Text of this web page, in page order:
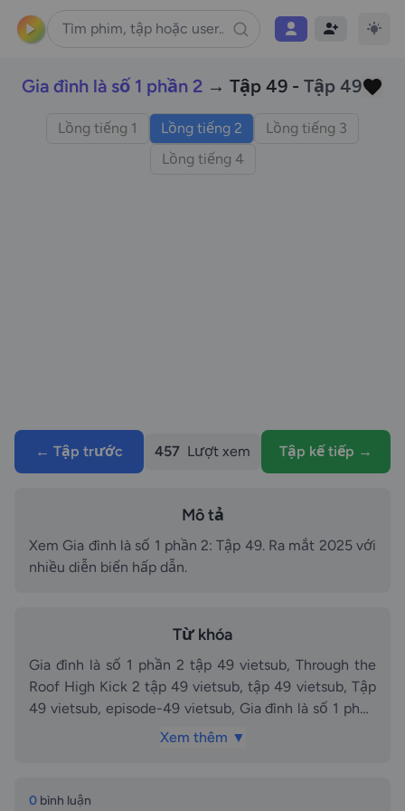
Gia đình là số 1 phần 2 → Tập 49 - Tập 49
Lồng tiếng 1 Lồng tiếng 2
Lồng tiếng 3
Lồng tiếng 4
← Tập trước 457 Lượt xem Tập kế tiếp →
Mô tả
Xem Gia đình là số 1 phần 2: Tập 49. Ra mắt 2025 với
nhiều diễn biến hấp dẫn.
Từ khóa
Gia đình là số 1 phần 2 tập 49 vietsub, Through the
Roof High Kick 2 tập 49 vietsub, tập 49 vietsub, Tập
49 vietsub, episode-49 vietsub, Gia đình là số 1 phần
thuyết minh, tập 49 thuyết minh, Tập 49 thuyết
Xem thêm ▼
0 bình luận